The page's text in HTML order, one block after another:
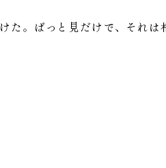
。ぱっと見だけで、それは